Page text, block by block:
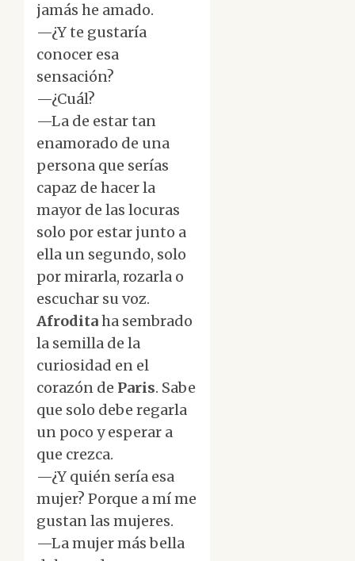
jamás he amado.
—¿Y te gustaría
conocer esa
sensación?
—¿Cuál?
—La de estar tan
enamorado de una
persona que serías
capaz de hacer la
mayor de las locuras
solo por estar junto a
ella un segundo, solo
por mirarla, rozarla o
escuchar su voz.
Afroditaha sembrado
la semilla de la
curiosidad en el
corazón de Paris. Sabe
que solo debe regarla
un poco y esperar a
que crezca.
—¿Y quién sería esa
mujer? Porque a mí me
gustan las mujeres.
—La mujer más bella